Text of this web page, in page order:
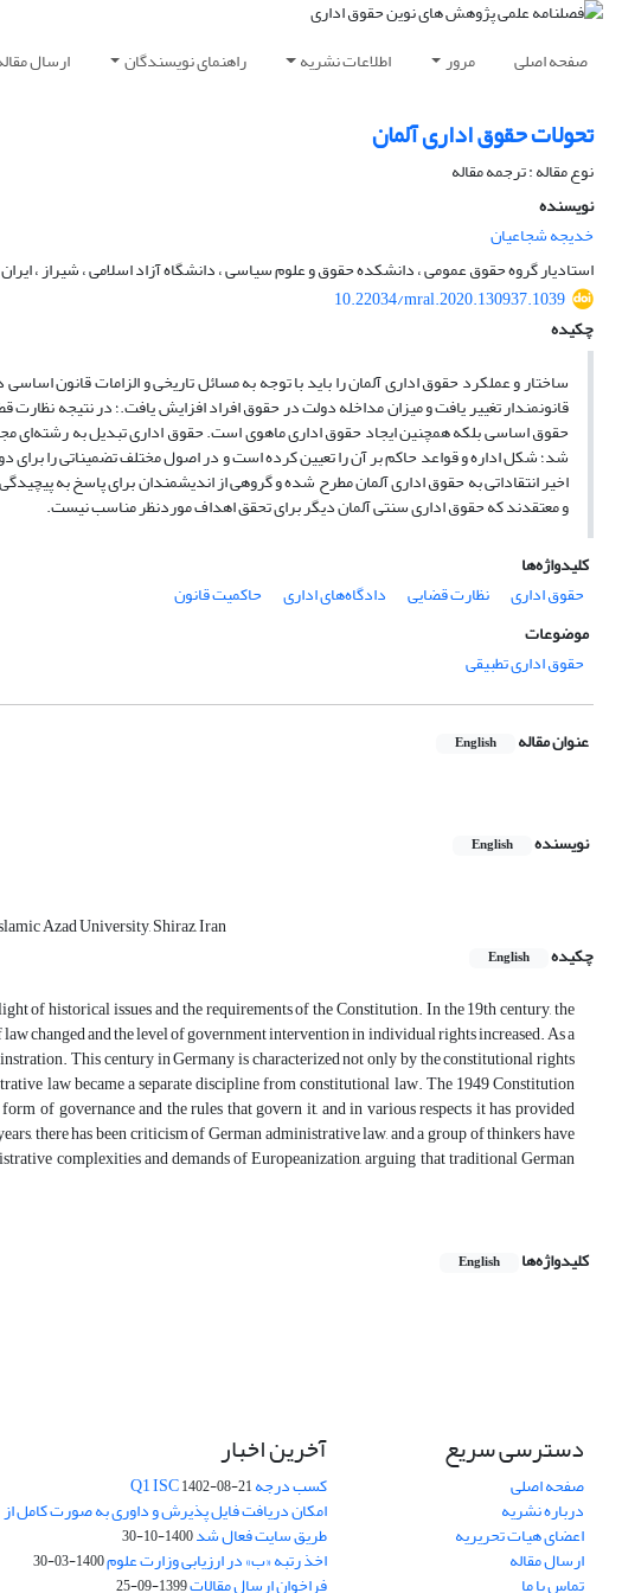
صفحه اصلی مرور اطلاعات نشریه راهنمای نویسندگان ارسال
تحولات حقوق اداری آلمان
نوع مقاله : ترجمه مقاله
نویسنده
خدیجه شجاعیان
استادیار گروه حقوق عمومی ، دانشکده حقوق و علوم سیاسی ، دانشگاه آزاد اسلامی ، شیراز ، ایران
10.22034/mral.2020.130937.1039
چکیده
قانونمندار تغییر یافت و میزان مداخله دولت در حقوق افراد افزایش یافت.؛ در نتیجه
شد؛ شکل اداره و قواعد حاکم بر آن را تعیین کرده است و در اصول مختلف تضمیناتی را
اخیر انتقاداتی به حقوق اداری آلمان مطرح شده و گروهی از اندیشمندان برای پاسخ به
و معتقدند که حقوق اداری سنتی آلمان دیگر برای تحقق اهداف موردنظر مناسب نیست.
کلیدواژه‌ها
حقوق اداری
نظارت قضایی دادگاه‌های اداری
حاکمیت قانون
موضوعات
حقوق اداری تطبیقی
عنوان مقاله English
نویسنده English
Azad University, Shiraz, Iran
چکیده
English
of historical issues and the requirements of the Constitution. In the 19th century, the
changed and the level of government intervention in individual rights increased. As a
This century in Germany is characterized not only by the constitutional rights
law became a separate discipline from constitutional law. The 1949 Constitution
of governance and the rules that govern it, and in various respects it has provided
there has been criticism of German administrative law, and a group of thinkers have
complexities and demands of Europeanization, arguing that traditional German
کلیدواژه‌ها English
دسترسی سریع
صفحه اصلی
درباره نشریه
اعضای هیات تحریریه
ارسال مقاله
تماس با ما
آخرین اخبار
کسب درجه Q1 ISC1402-08-21
امکان دریافت فایل پذیرش و داوری به صورت کامل از
طریق سایت فعال شد1400-10-30
اخذ رتبه «ب» در ارزیابی وزارت علوم1400-03-30
فراخوان ارسال مقالات1399-09-25